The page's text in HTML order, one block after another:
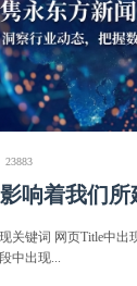
23883
响着我们所
关键词 网页Title中出
中出现...